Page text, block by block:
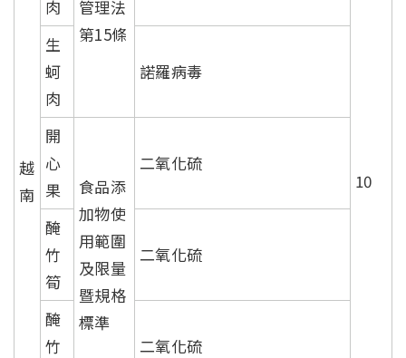
越
南
10
管理法
第15條
肉
生
蚵
肉
諾羅病毒
開
心
果
食品添
加物使
用範圍
及限量
暨規格
標準
二氧化硫
醃
竹
筍
二氧化硫
醃
竹
二氧化硫